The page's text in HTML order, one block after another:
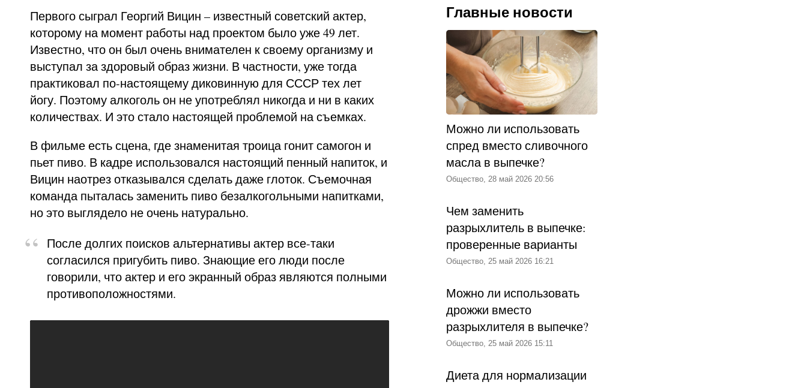
Первого сыграл Георгий Вицин – известный советский актер,
которому на момент работы над проектом было уже 49 лет.
Известно, что он был очень внимателен к своему организму и
выступал за здоровый образ жизни. В частности, уже тогда
практиковал по-настоящему диковинную для СССР тех лет
йогу. Поэтому алкоголь он не употреблял никогда и ни в каких
количествах. И это стало настоящей проблемой на съемках.
В фильме есть сцена, где знаменитая троица гонит самогон и
пьет пиво. В кадре использовался настоящий пенный напиток, и
Вицин наотрез отказывался сделать даже глоток. Съемочная
команда пыталась заменить пиво безалкогольными напитками,
но это выглядело не очень натурально.
После долгих поисков альтернативы актер все-таки
согласился пригубить пиво. Знающие его люди после
говорили, что актер и его экранный образ являются полными
противоположностями.
Главные новости
Можно ли использовать
спред вместо сливочного
масла в выпечке?
Общество, 28 май 2026 20:56
Чем заменить
разрыхлитель в выпечке:
проверенные варианты
Общество, 25 май 2026 16:21
Можно ли использовать
дрожжи вместо
разрыхлителя в выпечке?
Общество, 25 май 2026 15:11
Диета для нормализации